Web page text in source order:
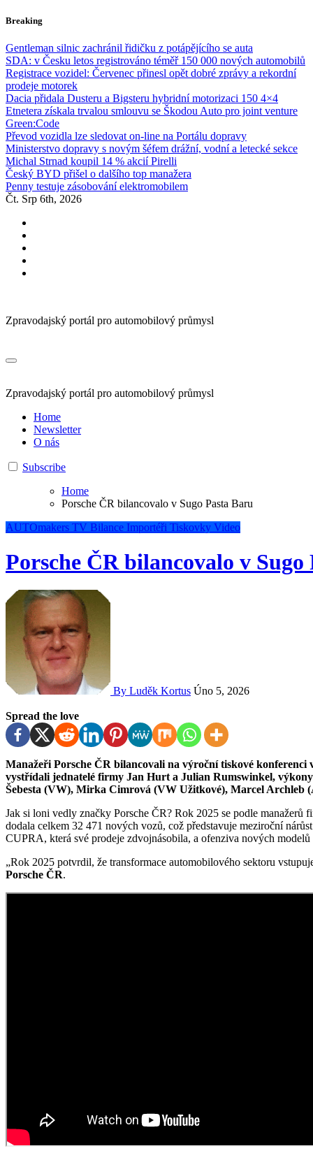
Skip
content
Breaking
Gentleman silnic zachránil řidičku z potápějícího se auta
SDA: v Česku letos registrováno téměř 150 000 nových automobilů
Registrace vozidel: Červenec přinesl opět dobré zprávy a rekordní
prodeje motorek
Dacia přidala Dusteru a Bigsteru hybridní motorizaci 150 4×4
Etnetera získala trvalou smlouvu se Škodou Auto pro joint venture
Green:Code
Převod vozidla lze sledovat on-line na Portálu dopravy
Ministerstvo dopravy s novým šéfem drážní, vodní a letecké sekce
Michal Strnad koupil 14 % akcií Pirelli
Český BYD přišel o dalšího top manažera
Penny testuje zásobování elektromobilem
Čt. Srp 6th, 2026
Zpravodajský portál pro automobilový průmysl
Zpravodajský portál pro automobilový průmysl
Home
Newsletter
O nás
Subscribe
Home
Porsche ČR bilancovalo v Sugo Pasta Baru
AUTOmakers TV Bilance Importéři Tiskovky Video
Porsche ČR bilancovalo v Sugo
By Luděk Kortus Úno 5, 2026
Spread the love
Manažeři Porsche ČR bilancovali na výroční tiskové konferenci v pražském restaurantu Sugo Pasta Bar. Na parketu se
vystřídali jednatelé firmy Jan Hurt a Julian Rumswinkel,
Šebesta (VW), Mirka Cimrová (VW Užitkové), Marcel Archleb
Jak si loni vedly značky Porsche ČR? Rok 2025 se podle manažerů
dodala celkem 32 471 nových vozů, což představuje meziroční
CUPRA, která své prodeje zdvojnásobila, a ofenziva nových
„Rok 2025 potvrdil, že transformace automobilového sektoru
Porsche ČR.